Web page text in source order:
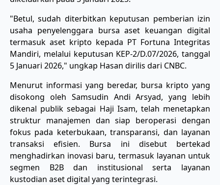
"Betul, sudah diterbitkan keputusan pemberian izin
usaha penyelenggara bursa aset keuangan digital
termasuk aset kripto kepada PT Fortuna Integritas
Mandiri, melalui keputusan KEP-2/D.07/2026, tanggal
5 Januari 2026," ungkap Hasan dirilis dari CNBC.
Menurut informasi yang beredar, bursa kripto yang
disokong oleh Samsudin Andi Arsyad, yang lebih
dikenal publik sebagai Haji Isam, telah menetapkan
struktur manajemen dan siap beroperasi dengan
fokus pada keterbukaan, transparansi, dan layanan
transaksi efisien. Bursa ini disebut bertekad
menghadirkan inovasi baru, termasuk layanan untuk
segmen B2B dan institusional serta layanan
kustodian aset digital yang terintegrasi.